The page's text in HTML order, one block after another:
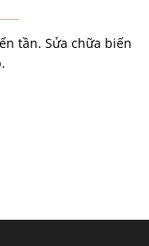
tần. Sửa chữa biến